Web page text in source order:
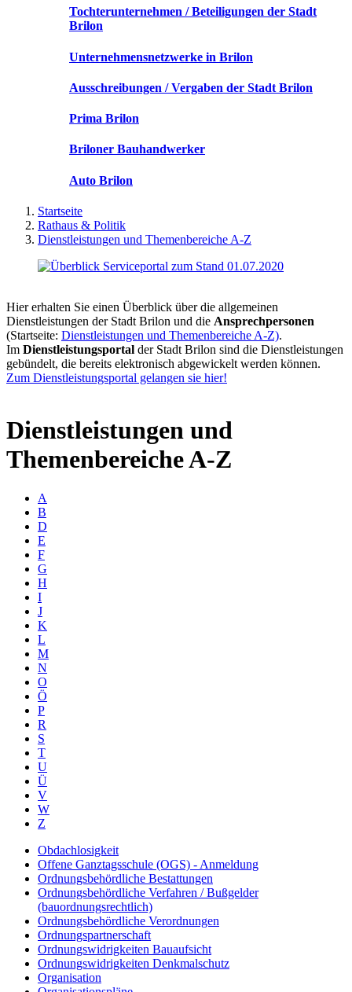
Tochterunternehmen / Beteiligungen der Stadt
Brilon
Unternehmensnetzwerke in Brilon
Ausschreibungen / Vergaben der Stadt Brilon
Prima Brilon
Briloner Bauhandwerker
Auto Brilon
Startseite
Rathaus & Politik
Dienstleistungen und Themenbereiche A-Z
Hier erhalten Sie einen Überblick über die allgemeinen
Dienstleistungen der Stadt Brilon und die Ansprechpersonen
(Startseite: Dienstleistungen und Themenbereiche A-Z).
Im Dienstleistungsportal der Stadt Brilon sind die Dienstleistungen
gebündelt, die bereits elektronisch abgewickelt werden können.
Zum Dienstleistungsportal gelangen sie hier!
Dienstleistungen und
Themenbereiche A-Z
A
B
D
E
F
G
H
I
J
K
L
M
N
O
Ö
P
R
S
T
U
Ü
V
W
Z
Obdachlosigkeit
Offene Ganztagsschule (OGS) - Anmeldung
Ordnungsbehördliche Bestattungen
Ordnungsbehördliche Verfahren / Bußgelder
(bauordnungsrechtlich)
Ordnungsbehördliche Verordnungen
Ordnungspartnerschaft
Ordnungswidrigkeiten Bauaufsicht
Ordnungswidrigkeiten Denkmalschutz
Organisation